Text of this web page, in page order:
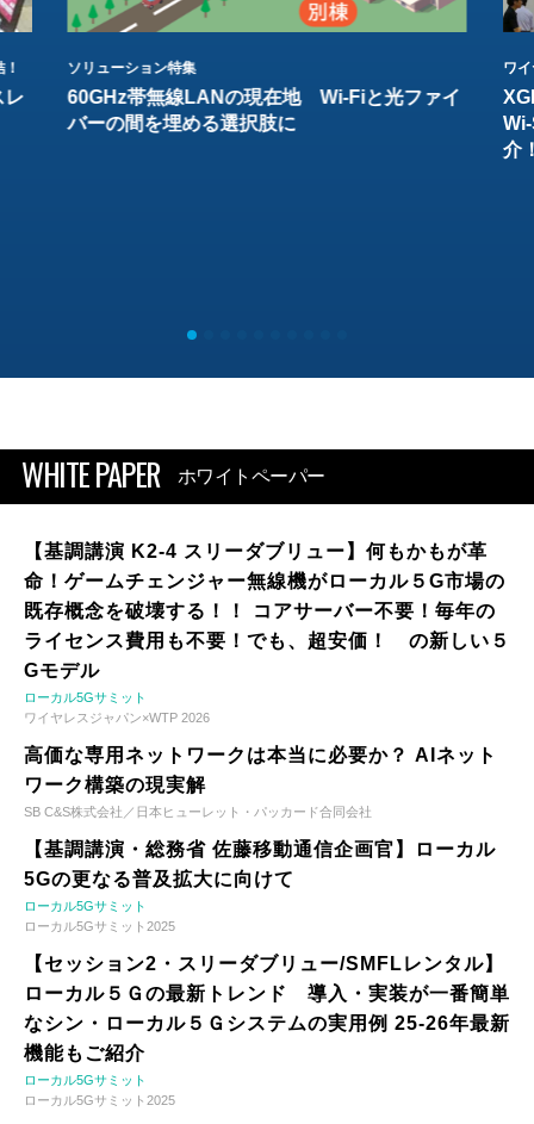
レ
ソリューション特集
60GHz帯無線LANの現在地 Wi-Fiと光ファイ
バーの間を埋める選択肢に
ワ
介
WHITE PAPER ホワイトペーパー
【基調講演 K2-4 スリーダブリュー】何もかもが革
命！ゲームチェンジャー無線機がローカル５G市場の
既存概念を破壊する！！ コアサーバー不要！毎年の
ライセンス費用も不要！でも、超安価！ の新しい５
Gモデル
ローカル5Gサミット
ワイヤレスジャパン×WTP 2026
高価な専用ネットワークは本当に必要か？ AIネット
ワーク構築の現実解
SB C&S株式会社／日本ヒューレット・パッカード合同会社
【基調講演・総務省 佐藤移動通信企画官】ローカル
5Gの更なる普及拡大に向けて
ローカル5Gサミット
ローカル5Gサミット2025
【セッション2・スリーダブリュー/SMFLレンタル】
ローカル５Ｇの最新トレンド 導入・実装が一番簡単
なシン・ローカル５Ｇシステムの実用例 25-26年最新
機能もご紹介
ローカル5Gサミット
ローカル5Gサミット2025